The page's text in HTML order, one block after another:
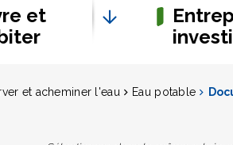
et
et acheminer l'eau Eau potable